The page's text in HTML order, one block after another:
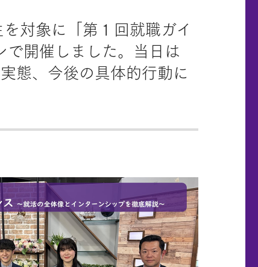
対象に「第１回就職ガイ
開催しました。当日は
態、今後の具体的行動に